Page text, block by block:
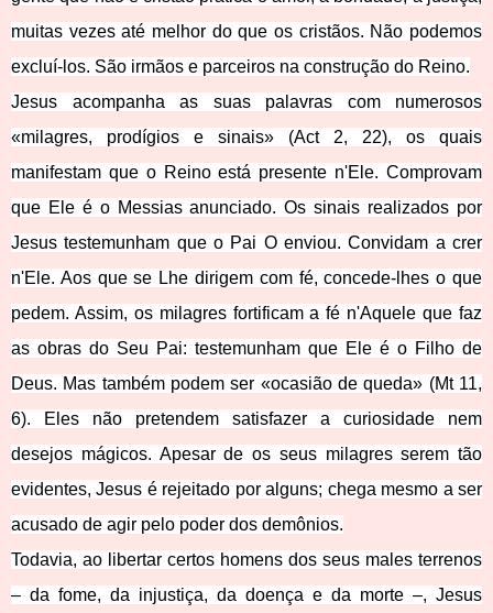
muitas vezes até melhor do que os cristãos. Não podemos
excluí-los. São irmãos e parceiros na construção do Reino.
Jesus acompanha as suas palavras com numerosos
«milagres, prodígios e sinais» (Act 2, 22), os quais
manifestam que o Reino está presente n'Ele. Comprovam
que Ele é o Messias anunciado. Os sinais realizados por
Jesus testemunham que o Pai O enviou. Convidam a crer
n'Ele. Aos que se Lhe dirigem com fé, concede-lhes o que
pedem. Assim, os milagres fortificam a fé n'Aquele que faz
as obras do Seu Pai: testemunham que Ele é o Filho de
Deus. Mas também podem ser «ocasião de queda» (Mt 11,
6). Eles não pretendem satisfazer a curiosidade nem
desejos mágicos. Apesar de os seus milagres serem tão
evidentes, Jesus é rejeitado por alguns; chega mesmo a ser
acusado de agir pelo poder dos demônios.
Todavia, ao libertar certos homens dos seus males terrenos
– da fome, da injustiça, da doença e da morte –, Jesus